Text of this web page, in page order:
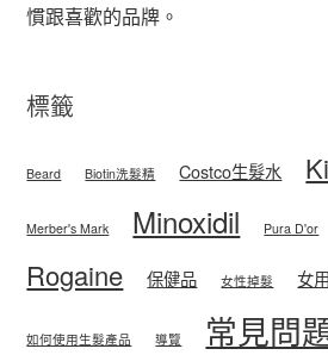
慣跟喜歡的品牌。
標籤
Beard Biotin洗髮精 Costco生髮水
Merber's Mark Minoxidil Pura D'or
Rogaine 保健品 女性掉髮 女
如何使用生髮產品 導覽 常見問